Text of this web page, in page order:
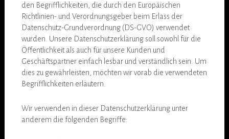
den Begrifflichkeiten, die durch den Europäischen
Richtlinien- und Verordnungsgeber beim Erlass der
Datenschutz-Grundverordnung (DS-GVO) verwendet
wurden. Unsere Datenschutzerklärung soll sowohl für die
Öffentlichkeit als auch für unsere Kunden und
Geschäftspartner einfach lesbar und verständlich sein. Um
dies zu gewährleisten, möchten wir vorab die verwendeten
Begrifflichkeiten erläutern.
Wir verwenden in dieser Datenschutzerklärung unter
anderem die folgenden Begriffe: